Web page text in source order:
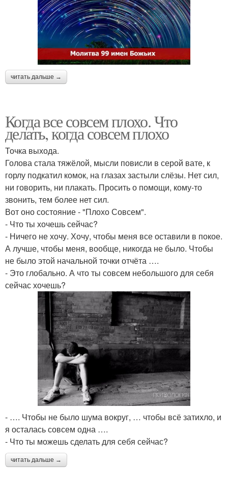
читать дальше →
Когда все совсем плохо. Что
делать, когда совсем плохо
Точка выхода.
Голова стала тяжёлой, мысли повисли в серой вате, к
горлу подкатил комок, на глазах застыли слёзы. Нет сил,
ни говорить, ни плакать. Просить о помощи, кому-то
звонить, тем более нет сил.
Вот оно состояние - "Плохо Совсем".
- Что ты хочешь сейчас?
- Ничего не хочу. Хочу, чтобы меня все оставили в покое.
А лучше, чтобы меня, вообще, никогда не было. Чтобы
не было этой начальной точки отчёта ….
- Это глобально. А что ты совсем небольшого для себя
сейчас хочешь?
- …. Чтобы не было шума вокруг, … чтобы всё затихло, и
я осталась совсем одна ….
- Что ты можешь сделать для себя сейчас?
читать дальше →